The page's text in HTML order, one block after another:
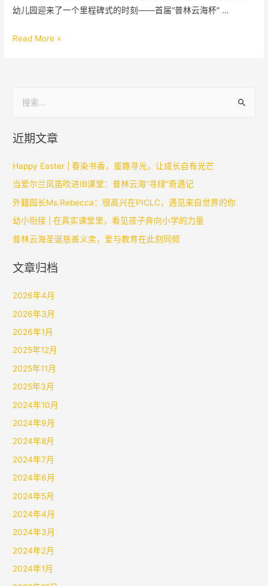
幼儿园迎来了一个里程碑式的时刻——首届“普林云海杯” …
Read More »
近期文章
Happy Easter | 春染书香，蛋趣寻光，让成长自有光芒
当爱尔兰风笛吹进IB课堂：普林云海“寻绿”奇遇记
外籍园长Ms.Rebecca：很高兴在PICLC，遇见来自世界的你
幼小衔接 | 在真实课堂里，看见孩子奔向小学的力量
普林云海圣诞慈善义卖，爱与教育在此刻同频
文章归档
2026年4月
2026年3月
2026年1月
2025年12月
2025年11月
2025年3月
2024年10月
2024年9月
2024年8月
2024年7月
2024年6月
2024年5月
2024年4月
2024年3月
2024年2月
2024年1月